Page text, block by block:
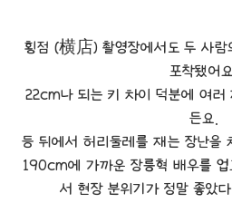
횡점 (横店) 촬영장에서도 두 사람
포착됐어요.
22cm나 되는 키 차이 덕분에 여러
든요.
등 뒤에서 허리둘레를 재는 장난을
190cm에 가까운 장릉혁 배우를 업
서 현장 분위기가 정말 좋았